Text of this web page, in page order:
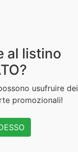
al listino
usufruire dei
promozionali!